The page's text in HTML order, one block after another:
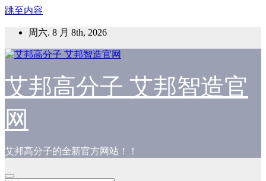
跳至内容
周六. 8 月 8th, 2026
艾邦高分子 艾邦智造官
网
艾邦高分子的全新官方网站！！